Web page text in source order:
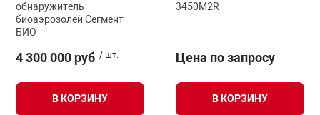
обнаружитель
биоаэрозолей Сегмент
БИО
4 300 000 руб / шт.
В КОРЗИНУ
3450M2R
Цена по запросу
В КОРЗИНУ